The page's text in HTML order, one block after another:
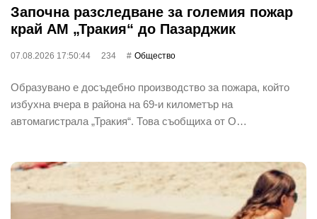
Започна разследване за големия пожар
край АМ „Тракия“ до Пазарджик
07.08.2026 17:50:44 234 Общество
Образувано е досъдебно производство за пожара, който
избухна вчера в района на 69-и километър на
автомагистрала „Тракия“. Това съобщиха от О…